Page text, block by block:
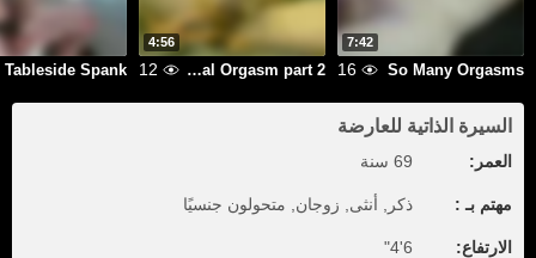
7:42
So Many Orgasms
16
4:56
Anal Orgasm part 2
12
Tableside Spank
السيرة الذاتية للعارضة
العمر: 69 سنة
مهتم بـ : ذكر, أنثى, زوجان, متحولون جنسيًا
الارتفاع: 6'4"